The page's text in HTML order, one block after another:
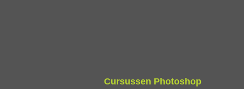
Cursussen Photoshop